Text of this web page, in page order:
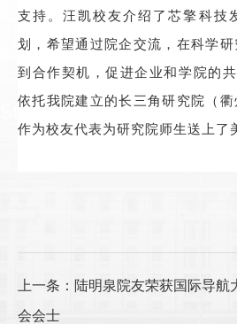
支持。汪凯校友介绍了芯擎科技
划，希望通过院企交流，在科学
到合作契机，促进企业和学院的
依托我院建立的长三角研究院（
作为校友代表为研究院师生送上了
上一条：陆明泉院友荣获国际导
会会士